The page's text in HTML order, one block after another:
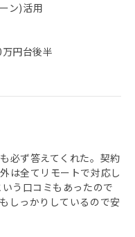
ン)活用
円台後半
必ず答えてくれた。契約
は全てリモートで対応し
う口コミもあったので
しっかりしているので安